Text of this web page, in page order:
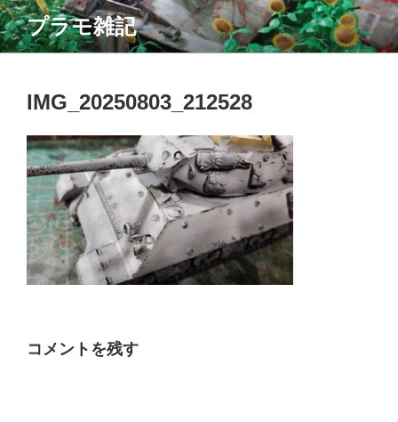
コ
ン
テ
プラモ雑記
IMG_20250803_212528
コメントを残す